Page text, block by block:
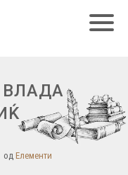
ВЛАДА
од Елементи